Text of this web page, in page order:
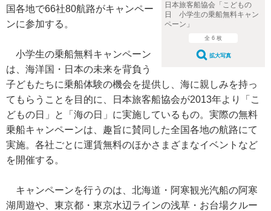
日本旅客船協会「こどもの
日 小学生の乗船無料キャン
ペーン」
全 6 枚
拡大写真
国各地で66社80航路がキャンペー
ンに参加する。
小学生の乗船無料キャンペーン
は、海洋国・日本の未来を背負う
子どもたちに乗船体験の機会を提供し、海に親しみを持っ
てもらうことを目的に、日本旅客船協会が2013年より「こ
どもの日」と「海の日」に実施しているもの。実際の無料
乗船キャンペーンは、趣旨に賛同した全国各地の航路にて
実施。各社ごとに運賃無料のほかさまざまなイベントなど
を開催する。
キャンペーンを行うのは、北海道・阿寒観光汽船の阿寒
湖周遊や、東京都・東京水辺ラインの浅草・お台場クルー